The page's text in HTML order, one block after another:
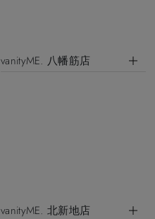
vanityME. 八幡筋店
vanityME. 北新地店